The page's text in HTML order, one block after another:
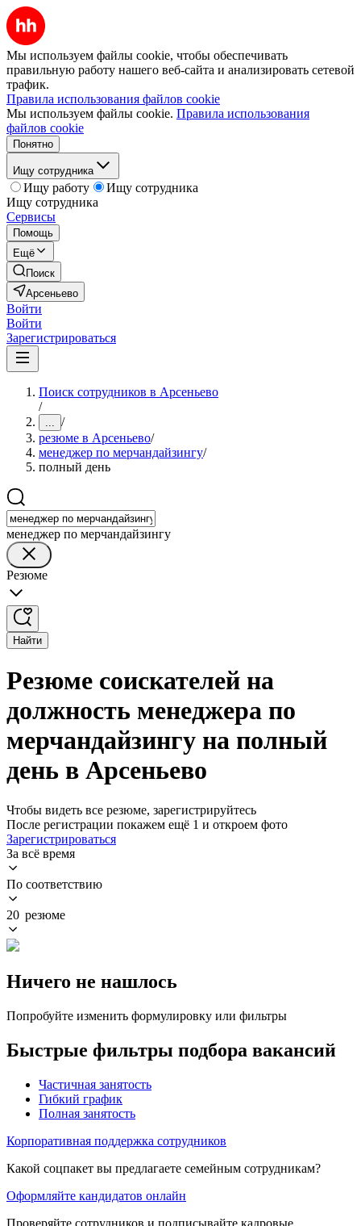
Мы используем файлы cookie, чтобы обеспечивать
правильную работу нашего веб-сайта и анализировать сетевой
трафик.
Правила использования файлов cookie
Мы используем файлы cookie. Правила использования
файлов cookie
Понятно
Ищу сотрудника
Ищу работу
Ищу сотрудника
Ищу сотрудника
Сервисы
Помощь
Ещё
Поиск
Арсеньево
Войти
Войти
Зарегистрироваться
Поиск сотрудников в Арсеньево
/
... /
резюме в Арсеньево/
менеджер по мерчандайзингу/
полный день
менеджер по мерчандайзингу
Резюме
Найти
Резюме соискателей на
должность менеджера по
мерчандайзингу на полный
день в Арсеньево
Чтобы видеть все резюме, зарегистрируйтесь
После регистрации покажем ещё 1 и откроем фото
Зарегистрироваться
За всё время
По соответствию
20 резюме
Ничего не нашлось
Попробуйте изменить формулировку или фильтры
Быстрые фильтры подбора вакансий
Частичная занятость
Гибкий график
Полная занятость
Корпоративная поддержка сотрудников
Какой соцпакет вы предлагаете семейным сотрудникам?
Оформляйте кандидатов онлайн
Проверяйте сотрудников и подписывайте кадровые